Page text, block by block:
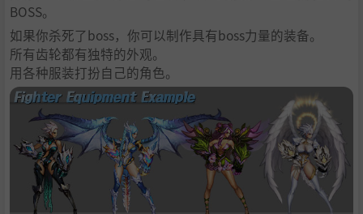
BOSS。
如果你杀死了boss，你可以制作具有boss力量的装备。
所有齿轮都有独特的外观。
用各种服装打扮自己的角色。